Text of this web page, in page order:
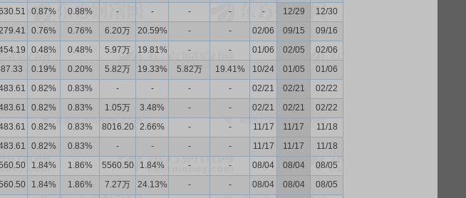
0.87% 0.88% - - - - - 12/29
12/30
0.76% 0.76% 6.20万 20.59% - - 02/06 09/15
09/16
0.48% 0.48% 5.97万 19.81% - - 01/06 02/05
02/06
0.19% 0.20% 5.82万 19.33% 5.82万 19.41% 10/24 01/05
01/06
0.82% 0.83% - - - - 02/21 02/21
02/22
0.82% 0.83% 1.05万 3.48% - - 02/21 02/21
02/22
0.82% 0.83% 8016.20 2.66% - - 11/17 11/17
11/18
0.82% 0.83% - - - - 11/17 11/17
11/18
1.84% 1.86% 5560.50 1.84% - - 08/04 08/04
08/05
1.84% 1.86% 7.27万 24.13% - - 08/04 08/04
08/05